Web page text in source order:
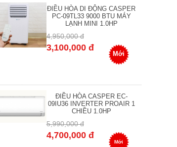
ĐIỀU HÒA DI ĐỘNG CASPER
PC-09TL33 9000 BTU MÁY
LẠNH MINI 1.0HP
4,950,000 đ
3,100,000 đ
Mới
ĐIỀU HÒA CASPER EC-
09IU36 INVERTER PROAIR 1
CHIỀU 1.0HP
5,990,000 đ
4,700,000 đ
Mới